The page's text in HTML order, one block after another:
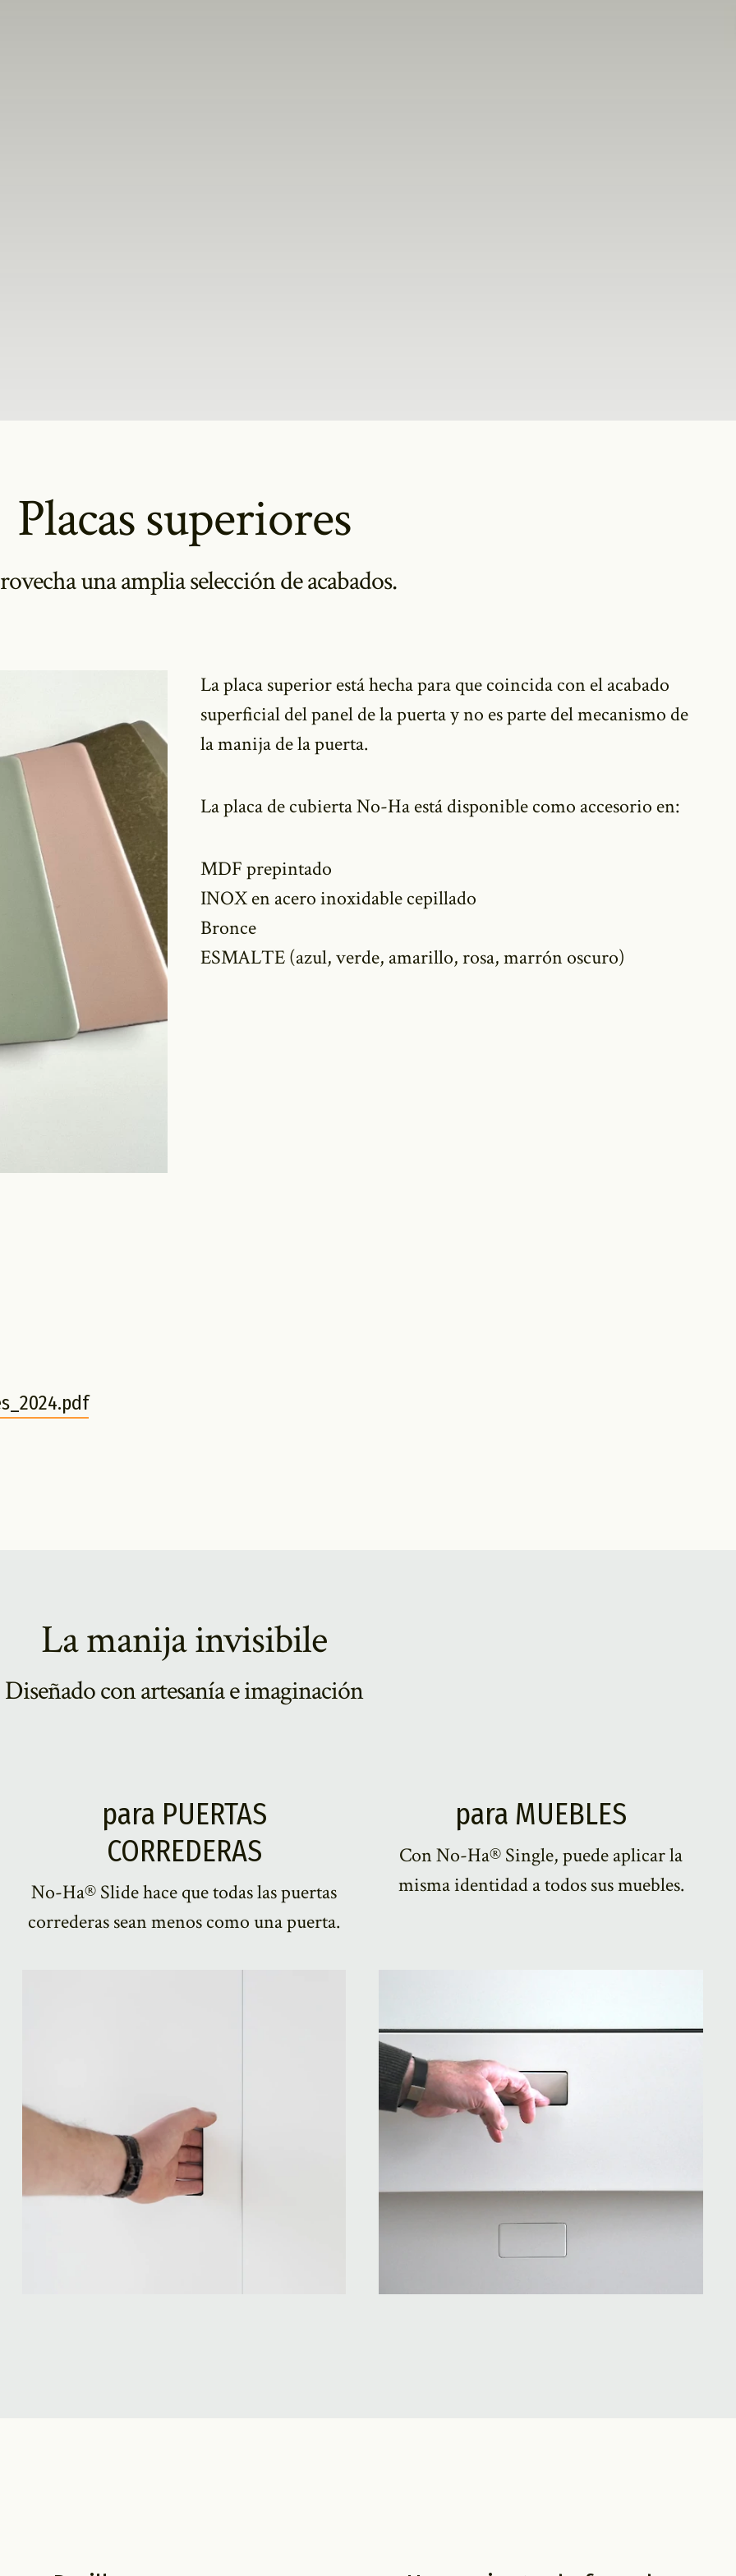
Placas superiores
una amplia selección de acabados.
La placa superior está hecha para que coincida con el acabado
superficial del panel de la puerta y no es parte del mecanismo de
la manija de la puerta.
La placa de cubierta No-Ha está disponible como accesorio en:
MDF prepintado
INOX en acero inoxidable cepillado
Bronce
ESMALTE (azul, verde, amarillo, rosa, marrón oscuro)
La manija invisibile
Diseñado con artesanía e imaginación
para PUERTAS
CORREDERAS
No-Ha® Slide hace que todas las puertas
correderas sean menos como una puerta.
para MUEBLES
Con No-Ha® Single, puede aplicar la
misma identidad a todos sus muebles.